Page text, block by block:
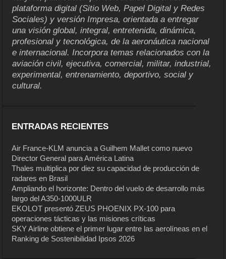
plataforma digital (Sitio Web, Papel Digital y Redes
Sociales) y versión Impresa, orientada a entregar
una visión global, integral, entretenida, dinámica,
profesional y tecnológica, de la aeronáutica nacional
e internacional. Incorpora temas relacionados con la
aviación civil, ejecutiva, comercial, militar, industrial,
experimental, entrenamiento, deportivo, social y
cultural.
ENTRADAS RECIENTES
Air France-KLM anuncia a Guilhem Mallet como nuevo
Director General para América Latina
Thales multiplica por diez su capacidad de producción de
radares en Brasil
Ampliando el horizonte: Dentro del vuelo de desarrollo más
largo del A350-1000ULR
EKOLOT presentó ZEUS PHOENIX PX-100 para
operaciones tácticas y las misiones críticas
SKY Airline obtiene el primer lugar entre las aerolíneas en el
Ranking de Sostenibilidad Ipsos 2026